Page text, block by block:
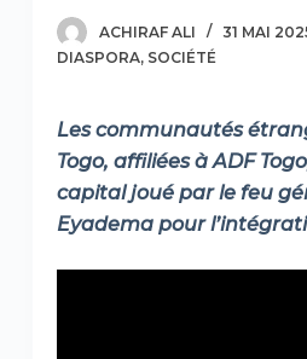
ACHIRAF ALI
31 MAI
DIASPORA, SOCIÉTÉ
Les communautés
Togo, affiliées à ADF
capital joué par le feu
Eyadema pour